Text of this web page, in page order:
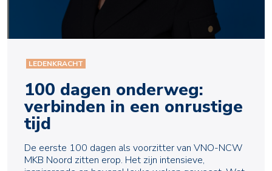
LEDENKRACHT
100 dagen onderweg:
verbinden in een onrustige
tijd
De eerste 100 dagen als voorzitter van VNO-NCW
MKB Noord zitten erop. Het zijn intensieve,